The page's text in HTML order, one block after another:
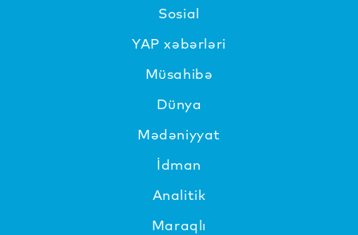
Sosial
YAP xəbərləri
Müsahibə
Dünya
Mədəniyyat
İdman
Analitik
Maraqlı